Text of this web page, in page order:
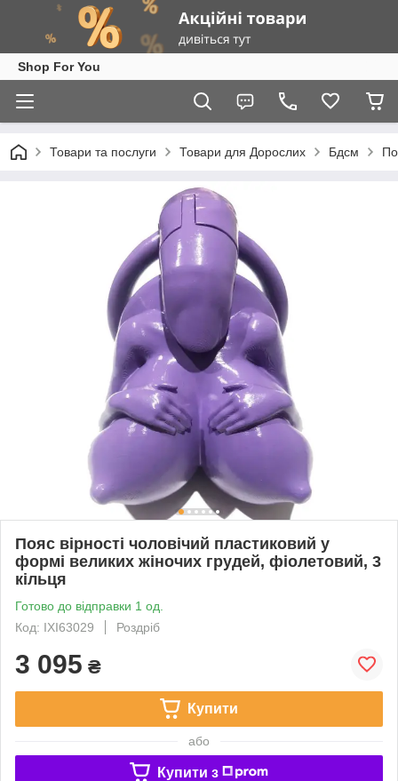
Shop For You
Товари та послуги Товари для Дорослих Бдсм
Пояс вірності чоловічий пластиковий у
формі великих жіночих грудей, фіолетовий, 3
кільця
Готово до відправки 1 од.
Код: IXI63029
Роздріб
3 095 ₴
Купити
або
Купити з